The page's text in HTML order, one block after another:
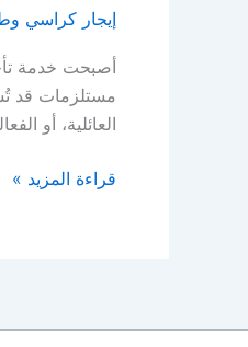
إيجار كراسي
أصبحت خدمة
مستلزمات قد
العائلية، أو
قراءة المزيد »